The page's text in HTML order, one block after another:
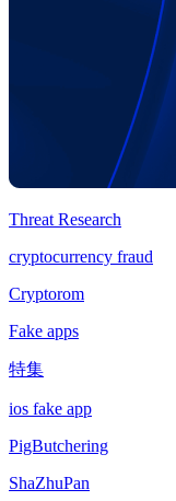
Threat Research
cryptocurrency fraud
Cryptorom
Fake apps
特集
ios fake app
PigButchering
ShaZhuPan